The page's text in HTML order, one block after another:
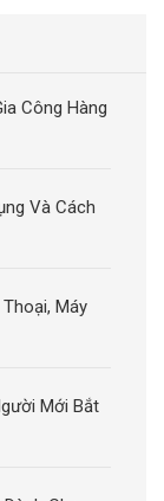
Công Hàng
Và Cách
Máy
Mới Bắt